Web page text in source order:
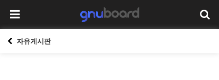
자유게시판